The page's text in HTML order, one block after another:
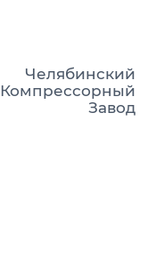
Челябинский
Компрессорный
Завод